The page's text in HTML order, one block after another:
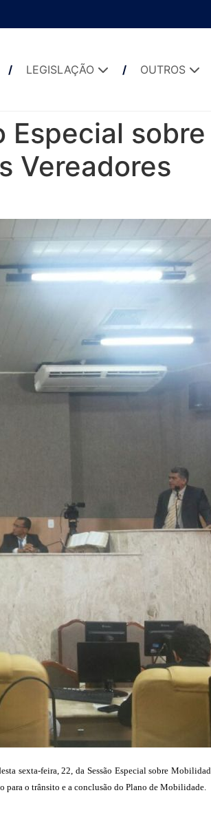
LEGISLAÇÃO OUTROS
sobre
Vereadores
sexta-feira, 22, da Sessão Especial sobre
para o trânsito e a conclusão do Plano de Mobilidade.